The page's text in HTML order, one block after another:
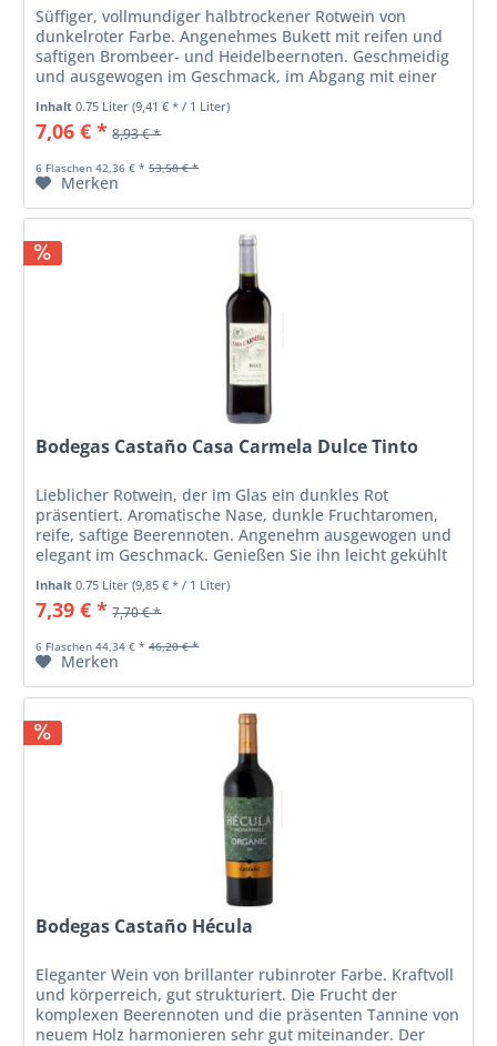
Süffiger, vollmundiger halbtrockener Rotwein von
dunkelroter Farbe. Angenehmes Bukett mit reifen und
saftigen Brombeer- und Heidelbeernoten. Geschmeidig
und ausgewogen im Geschmack, im Abgang mit einer
angenehmen Würze versehen. Leicht...
Inhalt0.75 Liter(9,41 € * / 1 Liter)
7,06 € * 8,93 € *
6 Flaschen 42,36 € * 53,58 € *
Merken
Bodegas Castaño Casa Carmela Dulce Tinto
Lieblicher Rotwein, der im Glas ein dunkles Rot
präsentiert. Aromatische Nase, dunkle Fruchtaromen,
reife, saftige Beerennoten. Angenehm ausgewogen und
elegant im Geschmack. Genießen Sie ihn leicht gekühlt
solo oder servieren Sie ihn zu...
Inhalt0.75 Liter(9,85 € * / 1 Liter)
7,39 € * 7,70 € *
6 Flaschen 44,34 € * 46,20 € *
Merken
Bodegas Castaño Hécula
Eleganter Wein von brillanter rubinroter Farbe. Kraftvoll
und körperreich, gut strukturiert. Die Frucht der
komplexen Beerennoten und die präsenten Tannine von
neuem Holz harmonieren sehr gut miteinander. Der